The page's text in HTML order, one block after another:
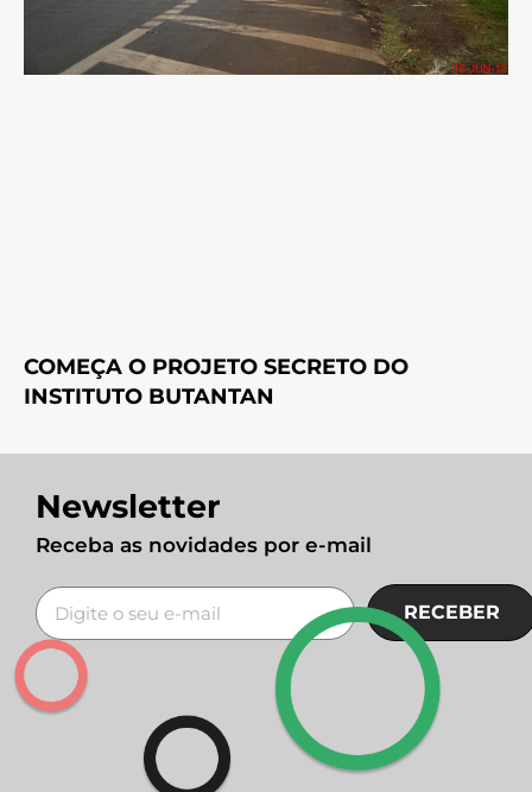
COMEÇA O PROJETO SECRETO DO
INSTITUTO BUTANTAN
Newsletter
Receba as novidades por e-mail
RECEBER